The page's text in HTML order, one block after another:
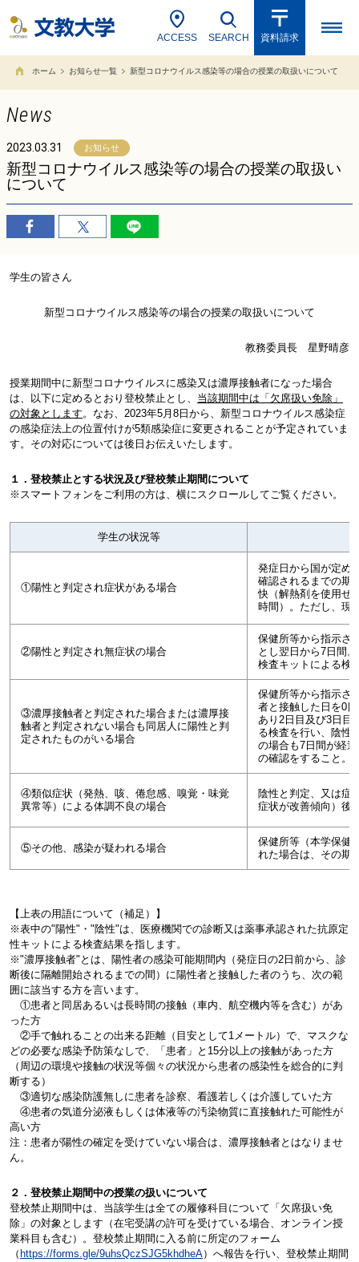
ACCESS SEARCH 資料請求
News
2023.03.31 お知らせ
新型コロナウイルス感染等の場合の授業の取扱い
について
ホーム お知らせ一覧 新型コロナウイルス感染等の場合の授業の取扱いについて
学生の皆さん
新型コロナウイルス感染等の場合の授業の取扱いについて
教務委員長 星野晴彦
授業期間中に新型コロナウイルスに感染又は濃厚接触者になった場合
は、以下に定めるとおり登校禁止とし、 当該期間中は「欠席扱い免除」
の対象とします。なお、2023年5月8 日から、新型コロナウイルス感染症
の感染症法上の位置付けが5類感染症に変更されることが予定されていま
す。その対応については後日お伝えいたします。
１．登校禁止とする状況及び登校禁止期間について
※スマートフォンをご利用の方は、横にスクロールしてご覧ください。
学生の状況等
①陽性と判定され症状がある場合
発症日から国が定め
確認されるまでの期
快（解熱剤を使用せ
時間）。ただし、現
②陽性と判定され無症状の場合
保健所等から指示さ
とし翌日から7日間
検査キットによる検
③濃厚接触者と判定された場合または濃厚接
触者と判定されない場合も同居人に陽性と判
定されたものがいる場合
保健所等から指示さ
者と接触した日を0
あり2日目及び3日目
る検査を行い、陰性
の場合も7日間が経
の確認をすること。
④類似症状（発熱、咳、倦怠感、嗅覚・味覚
異常等）による体調不良の場合
陰性と判定、又は症
症状が改善傾向）後
⑤その他、感染が疑われる場合
保健所等（本学保健
れた場合は、その期
【上表の用語について（補足）】
※表中の"陽性" ・"陰性"は、医療機関での診断又は薬事承認された抗原定
性キットによる検査結果を指します。
※"濃厚接触者" とは、陽性者の感染可能期間内（発症日の2 日前から、診
断後に隔離開始されるまでの間）に陽性者と接触した者のうち、次の範
囲に該当する方を言います。
①患者と同居あるいは長時間の接触（車内、航空機内等を含む）があ
った方
②手で触れることの出来る距離（目安として1メートル）で、マスクな
どの必要な感染予防策なしで、「患者」と 15分以上の接触があった方
（周辺の環境や接触の状況等個々の状況から患者の感染性を総合的に判
断する）
③適切な感染防護無しに患者を診察、看護若しくは介護していた方
④患者の気道分泌液もしくは体液等の汚染物質に直接触れた可能性が
高い方
注：患者が陽性の確定を受けていない場合は、濃厚接触者とはなりませ
ん。
２．登校禁止期間中の授業の扱いについて
登校禁止期間中は、当該学生は全ての履修科目について「欠席扱い免
除」の対象とします（在宅受講の許可を受けている場合、オンライン授
業科目も含む）。登校禁止期間に入る前に所定のフォーム
（ https://forms.gle/9uhsQczSJG5khdheA）へ報告を行い、登校禁止期間